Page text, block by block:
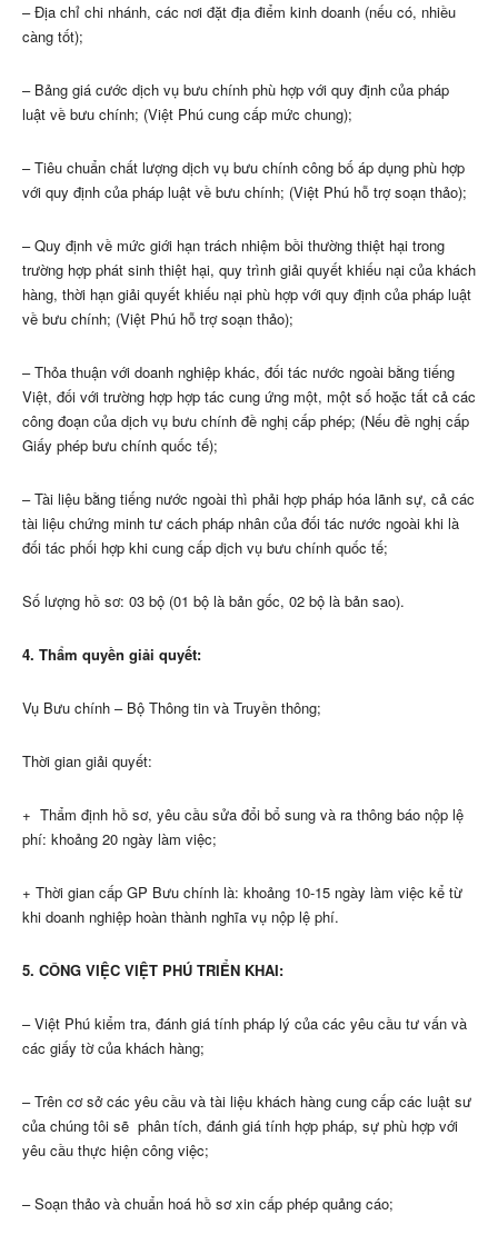
– Địa chỉ chi nhánh, các nơi đặt địa điểm kinh doanh (nếu có, nhiều
càng tốt);
– Bảng giá cước dịch vụ bưu chính phù hợp với quy định của pháp
luật về bưu chính; (Việt Phú cung cấp mức chung);
– Tiêu chuẩn chất lượng dịch vụ bưu chính công bố áp dụng phù hợp
với quy định của pháp luật về bưu chính; (Việt Phú hỗ trợ soạn thảo);
– Quy định về mức giới hạn trách nhiệm bồi thường thiệt hại trong
trường hợp phát sinh thiệt hại, quy trình giải quyết khiếu nại của khách
hàng, thời hạn giải quyết khiếu nại phù hợp với quy định của pháp luật
về bưu chính; (Việt Phú hỗ trợ soạn thảo);
– Thỏa thuận với doanh nghiệp khác, đối tác nước ngoài bằng tiếng
Việt, đối với trường hợp hợp tác cung ứng một, một số hoặc tất cả các
công đoạn của dịch vụ bưu chính đề nghị cấp phép; (Nếu đề nghị cấp
Giấy phép bưu chính quốc tế);
– Tài liệu bằng tiếng nước ngoài thì phải hợp pháp hóa lãnh sự, cả các
tài liệu chứng minh tư cách pháp nhân của đối tác nước ngoài khi là
đối tác phối hợp khi cung cấp dịch vụ bưu chính quốc tế;
Số lượng hồ sơ: 03 bộ (01 bộ là bản gốc, 02 bộ là bản sao).
4. Thẩm quyền giải quyết:
Vụ Bưu chính – Bộ Thông tin và Truyền thông;
Thời gian giải quyết:
+ Thẩm định hồ sơ, yêu cầu sửa đổi bổ sung và ra thông báo nộp lệ
phí: khoảng 20 ngày làm việc;
+ Thời gian cấp GP Bưu chính là: khoảng 10-15 ngày làm việc kể từ
khi doanh nghiệp hoàn thành nghĩa vụ nộp lệ phí.
5. CÔNG VIỆC VIỆT PHÚ TRIỂN KHAI:
– Việt Phú kiểm tra, đánh giá tính pháp lý của các yêu cầu tư vấn và
các giấy tờ của khách hàng;
– Trên cơ sở các yêu cầu và tài liệu khách hàng cung cấp các luật sư
của chúng tôi sẽ phân tích, đánh giá tính hợp pháp, sự phù hợp với
yêu cầu thực hiện công việc;
– Soạn thảo và chuẩn hoá hồ sơ xin cấp phép quảng cáo;